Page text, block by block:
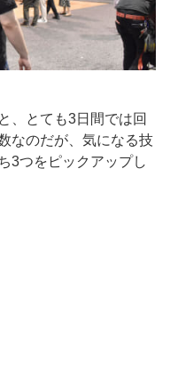
、とても3日間では回
なのだが、気になる技
3つをピックアップし